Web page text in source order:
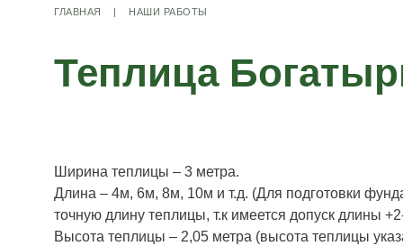
ГЛАВНАЯ | НАШИ РАБОТЫ
Теплица
Ширина теплицы – 3 метра.
Длина – 4м, 6м, 8м, 10м и т.д. (Для подготовки
точную длину теплицы, т.к имеется допуск длины
Высота теплицы – 2,05 метра (высота теплицы